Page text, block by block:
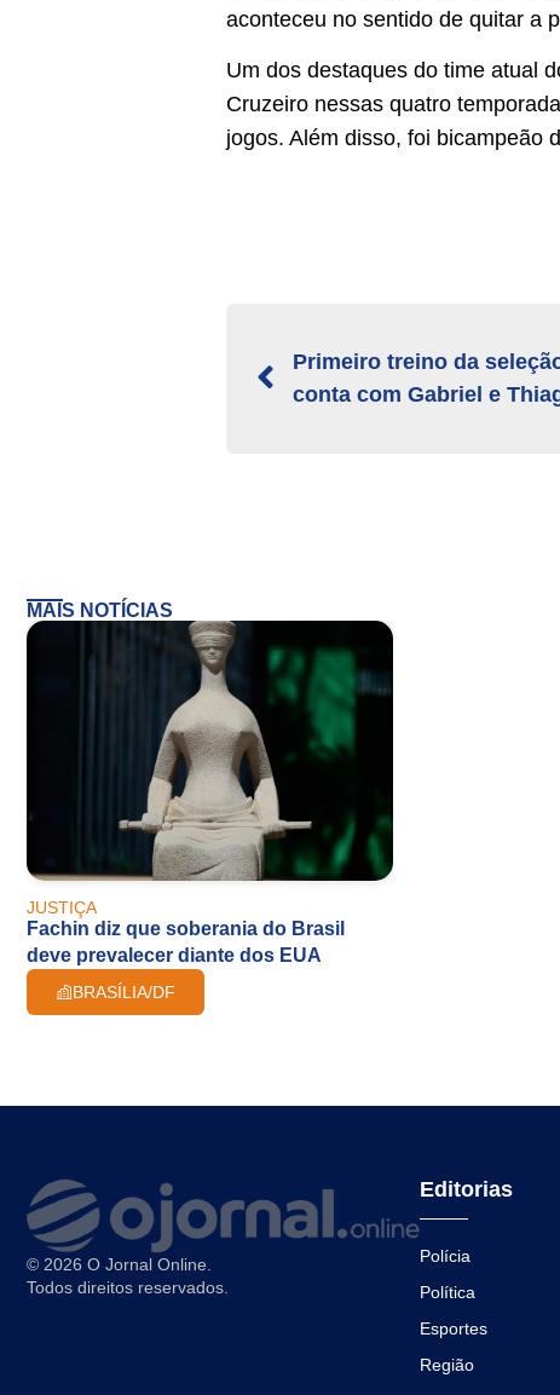
aconteceu no sentido de quitar a
Um dos destaques do time atual
Cruzeiro nessas quatro
jogos. Além disso, foi bicampeão
Primeiro treino da
conta com Gabriel e
MAIS NOTÍCIAS
JUSTIÇA
Fachin diz que soberania do Brasil
deve prevalecer diante dos EUA
BRASÍLIA/DF
© 2026 O Jornal Online.
Todos direitos reservados.
Editorias
Polícia
Política
Esportes
Região